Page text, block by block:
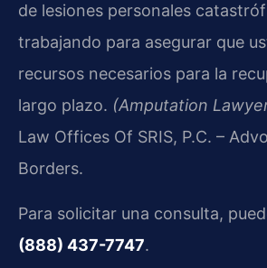
de lesiones personales
trabajando para asegurar que
recursos necesarios para la
largo plazo. (Amputation
Law Offices Of SRIS, P.C. –
Borders.
Para solicitar una consulta,
(888) 437-7747.